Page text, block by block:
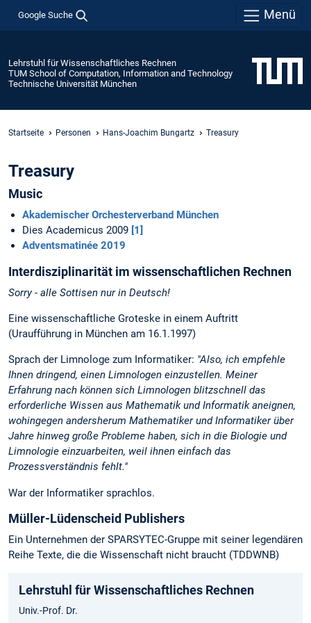
Google Suche Menü
Lehrstuhl für Wissenschaftliches Rechnen
TUM School of Computation, Information and Technology
Technische Universität München
Startseite Personen Hans-Joachim Bungartz Treasury
Treasury
Music
Akademischer Orchesterverband München
Dies Academicus 2009 [1]
Adventsmatinée 2019
Interdisziplinarität im wissenschaftlichen Rechnen
Sorry - alle Sottisen nur in Deutsch!
Eine wissenschaftliche Groteske in einem Auftritt
(Uraufführung in München am 16.1.1997)
Sprach der Limnologe zum Informatiker: "Also, ich empfehle
Ihnen dringend, einen Limnologen einzustellen. Meiner
Erfahrung nach können sich Limnologen blitzschnell das
erforderliche Wissen aus Mathematik und Informatik aneignen,
wohingegen andersherum Mathematiker und Informatiker über
Jahre hinweg große Probleme haben, sich in die Biologie und
Limnologie einzuarbeiten, weil ihnen einfach das
Prozessverständnis fehlt."
War der Informatiker sprachlos.
Müller-Lüdenscheid Publishers
Ein Unternehmen der SPARSYTEC-Gruppe mit seiner legendären
Reihe Texte, die die Wissenschaft nicht braucht (TDDWNB)
Lehrstuhl für Wissenschaftliches Rechnen
Univ.-Prof. Dr.